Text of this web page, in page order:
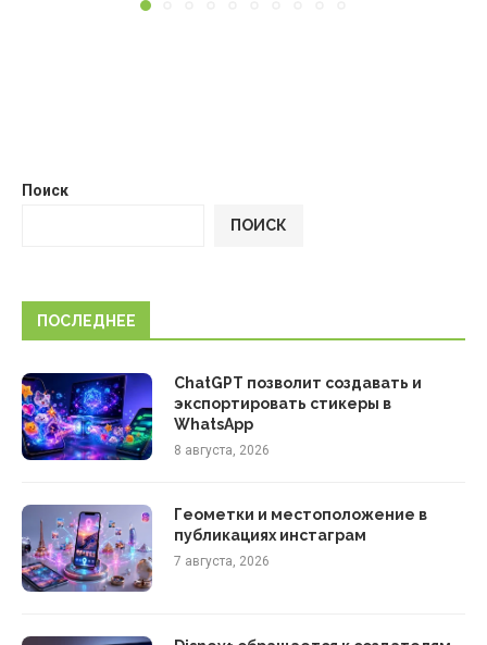
Поиск
ПОИСК
ПОСЛЕДНЕЕ
ChatGPT позволит создавать и
экспортировать стикеры в
WhatsApp
8 августа, 2026
Геометки и местоположение в
публикациях инстаграм
7 августа, 2026